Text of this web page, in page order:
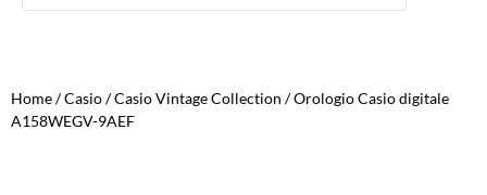
Home/Casio/Casio Vintage Collection / Orologio Casio digitale
A158WEGV-9AEF